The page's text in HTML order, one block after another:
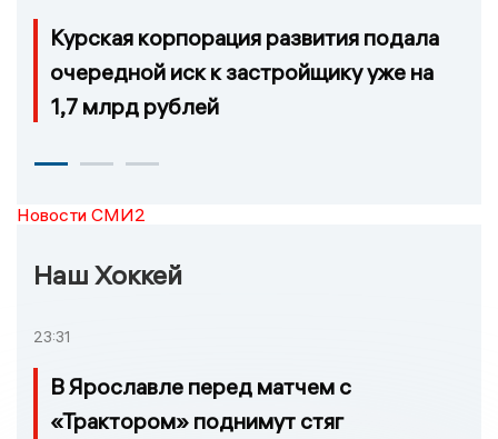
Курская корпорация развития подала
очередной иск к застройщику уже на
1,7 млрд рублей
Новости СМИ2
Наш Хоккей
23:31
В Ярославле перед матчем с
«Трактором» поднимут стяг